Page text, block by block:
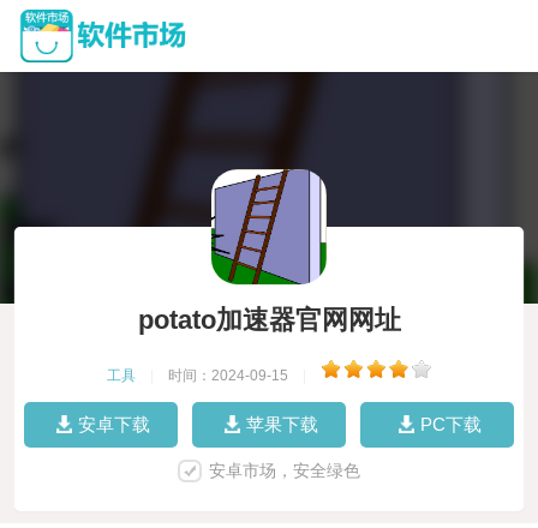
potato加速器官网网址
工具 时间：2024-09-15
安卓下载 苹果下载 PC下载
安卓市场，安全绿色